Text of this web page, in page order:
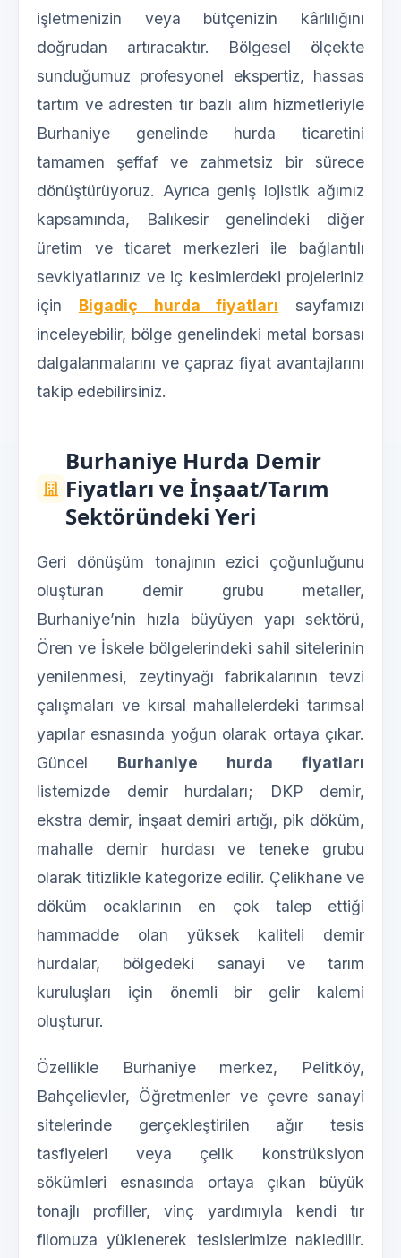
işletmenizin veya bütçenizin kârlılığını
doğrudan artıracaktır. Bölgesel ölçekte
sunduğumuz profesyonel ekspertiz, hassas
tartım ve adresten tır bazlı alım hizmetleriyle
Burhaniye genelinde hurda ticaretini
tamamen şeffaf ve zahmetsiz bir sürece
dönüştürüyoruz. Ayrıca geniş lojistik ağımız
kapsamında, Balıkesir genelindeki diğer
üretim ve ticaret merkezleri ile bağlantılı
sevkiyatlarınız ve iç kesimlerdeki projeleriniz
için Bigadiç hurda fiyatları sayfamızı
inceleyebilir, bölge genelindeki metal borsası
dalgalanmalarını ve çapraz fiyat avantajlarını
takip edebilirsiniz.
Burhaniye Hurda Demir
Fiyatları ve İnşaat/Tarım
Sektöründeki Yeri
Geri dönüşüm tonajının ezici çoğunluğunu
oluşturan demir grubu metaller,
Burhaniye’nin hızla büyüyen yapı sektörü,
Ören ve İskele bölgelerindeki sahil sitelerinin
yenilenmesi, zeytinyağı fabrikalarının tevzi
çalışmaları ve kırsal mahallelerdeki tarımsal
yapılar esnasında yoğun olarak ortaya çıkar.
Güncel Burhaniye hurda fiyatları
listemizde demir hurdaları; DKP demir,
ekstra demir, inşaat demiri artığı, pik döküm,
mahalle demir hurdası ve teneke grubu
olarak titizlikle kategorize edilir. Çelikhane ve
döküm ocaklarının en çok talep ettiği
hammadde olan yüksek kaliteli demir
hurdalar, bölgedeki sanayi ve tarım
kuruluşları için önemli bir gelir kalemi
oluşturur.
Özellikle Burhaniye merkez, Pelitköy,
Bahçelievler, Öğretmenler ve çevre sanayi
sitelerinde gerçekleştirilen ağır tesis
tasfiyeleri veya çelik konstrüksiyon
sökümleri esnasında ortaya çıkan büyük
tonajlı profiller, vinç yardımıyla kendi tır
filomuza yüklenerek tesislerimize nakledilir.